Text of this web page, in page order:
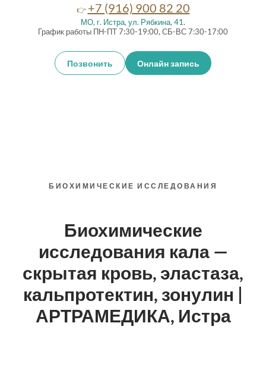
👉 +7 (916) 900 82 20
МО, г. Истра, ул. Рябкина, 41.
График работы ПН-ПТ 7:30-19:00, СБ-ВС 7:30-17:00
Позвонить Онлайн запись
БИОХИМИЧЕСКИЕ ИССЛЕДОВАНИЯ
Биохимические
исследования кала —
скрытая кровь, эластаза,
кальпротектин, зонулин |
АРТРАМЕДИКА, Истра